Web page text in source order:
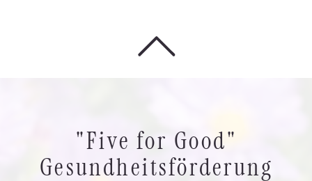
"Five for Good"
Gesundheitsförderung